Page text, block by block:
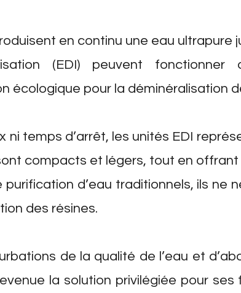
en continu une eau ultrapure
(EDI) peuvent
écologique pour la déminéralisation
temps d’arrêt, les unités EDI
compacts et légers, tout en
d’eau traditionnels, ils ne
des résines.
de la qualité de l’eau et
la solution privilégiée pour